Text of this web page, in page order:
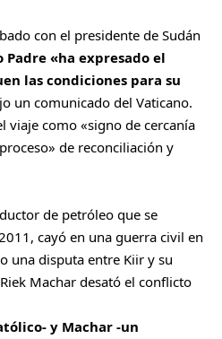
con el presidente de Sudán
Padre «ha expresado el
las condiciones para su
un comunicado del Vaticano.
viaje como «signo de cercanía
de reconciliación y
de petróleo que se
cayó en una guerra civil en
una disputa entre Kiir y su
Machar desató el conflicto
y Machar -un